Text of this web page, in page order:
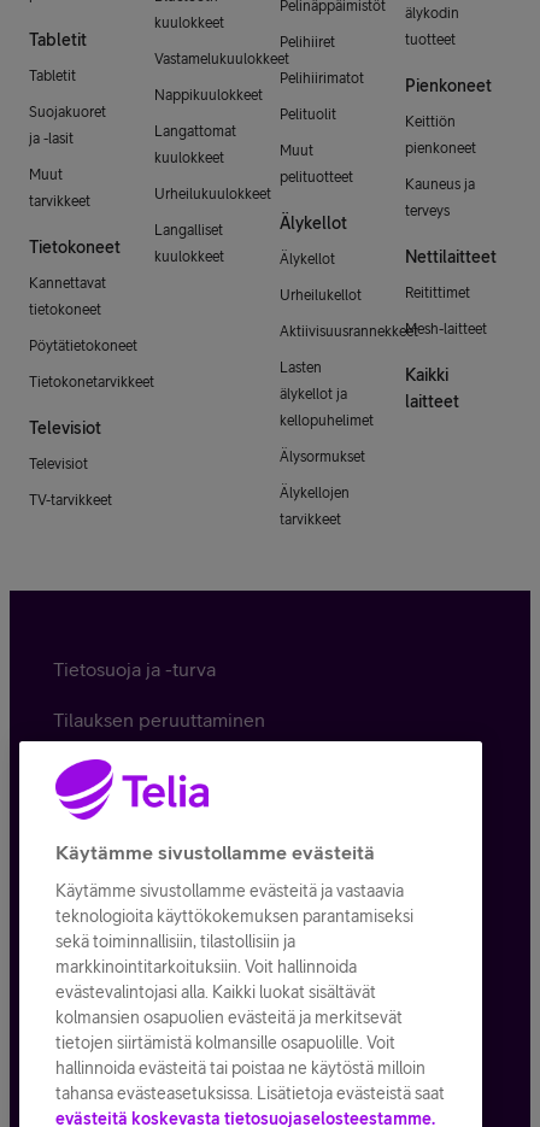
Tabletit
Tabletit
Suojakuoret
ja -lasit
Muut
tarvikkeet
Tietokoneet
Kannettavat
tietokoneet
Pöytätietokoneet
Tietokonetarvikkeet
Televisiot
Televisiot
TV-tarvikkeet
kuulokkeet
Vastamelukuulokkeet
Nappikuulokkeet
Langattomat
kuulokkeet
Urheilukuulokkeet
Langalliset
kuulokkeet
Pelinäppäimistöt
Pelihiiret
Pelihiirimatot
Pelituolit
Muut
pelituotteet
Älykellot
Älykellot
Urheilukellot
Aktiivisuusrannekkeet
Lasten
älykellot ja
kellopuhelimet
Älysormukset
Älykellojen
tarvikkeet
älykodin
tuotteet
Pienkoneet
Keittiön
pienkoneet
Kauneus ja
terveys
Nettilaitteet
Reitittimet
Mesh-laitteet
Kaikki
laitteet
Tietosuoja ja -turva
Tilauksen peruuttaminen
Käyttöehdot
Evästeiden käyttö
Kaikki hinnat ALV 25,5%
© Telia Company2026
Käytämme sivustollamme evästeitä
Käytämme sivustollamme evästeitä ja vastaavia
teknologioita käyttökokemuksen parantamiseksi
sekä toiminnallisiin, tilastollisiin ja
markkinointitarkoituksiin. Voit hallinnoida
evästevalintojasi alla. Kaikki luokat sisältävät
kolmansien osapuolien evästeitä ja merkitsevät
tietojen siirtämistä kolmansille osapuolille. Voit
hallinnoida evästeitä tai poistaa ne käytöstä milloin
tahansa evästeasetuksissa. Lisätietoja evästeistä saat
evästeitä koskevasta tietosuojaselosteestamme.